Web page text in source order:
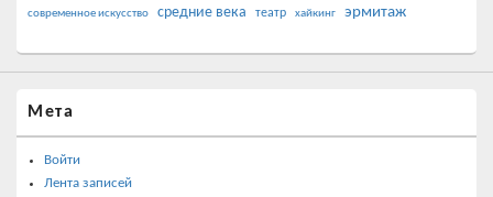
современное искусство
средние века театр хайкинг эрмитаж
Мета
Войти
Лента записей